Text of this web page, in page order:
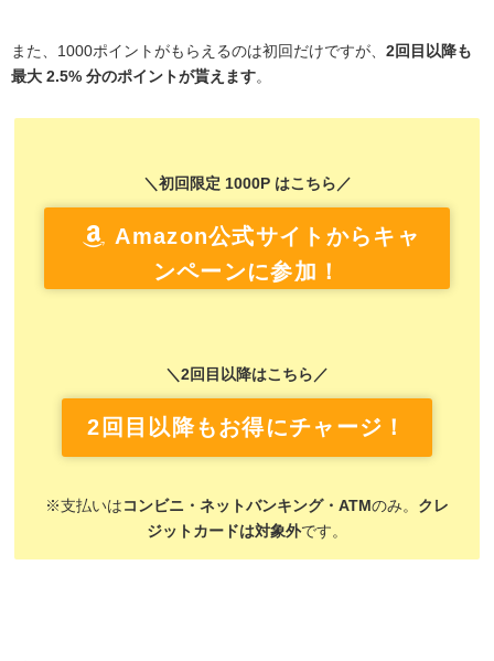
また、1000ポイントがもらえるのは初回だけですが、 2回目以降も
最大 2.5% 分のポイントが貰えます。
＼初回限定 1000P はこちら／
Amazon公式サイトからキャ
ンペーンに参加！
＼2回目以降はこちら／
2回目以降もお得にチャージ！
※支払いは コンビニ・ネットバンキング・ATMのみ。 クレ
ジットカードは対象外です。